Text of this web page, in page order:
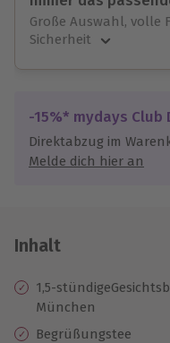
Große Auswahl, volle
Sicherheit
Jeder Gutschein
Maximale
10 Jahre gültig &
-15%* mydays
Direktabzug im
Melde dich hier an
Inhalt
1,5-
München
Begrüßungstee